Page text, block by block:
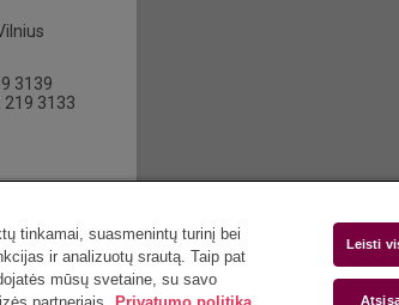
3139
219 3133
tinkamai, suasmenintų turinį bei
ir analizuotų srautą. Taip pat
mūsų svetaine, su savo
Leisti